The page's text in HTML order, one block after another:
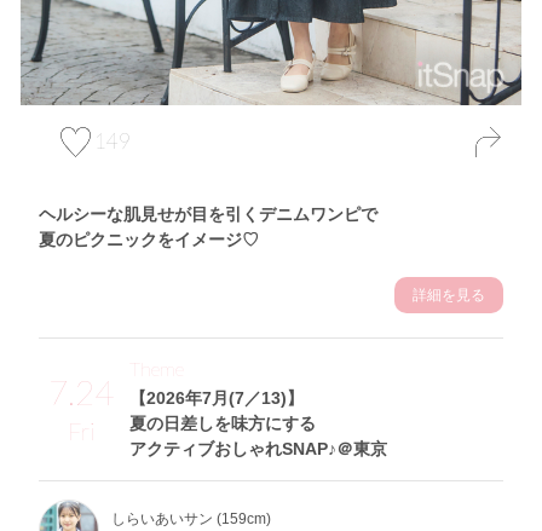
149
ヘルシーな肌見せが目を引くデニムワンピで
夏のピクニックをイメージ♡
詳細を見る
7.24
Fri
【2026年7月(7／13)】
夏の日差しを味方にする
アクティブおしゃれSNAP♪＠東京
Theme
しらいあいサン (159cm)